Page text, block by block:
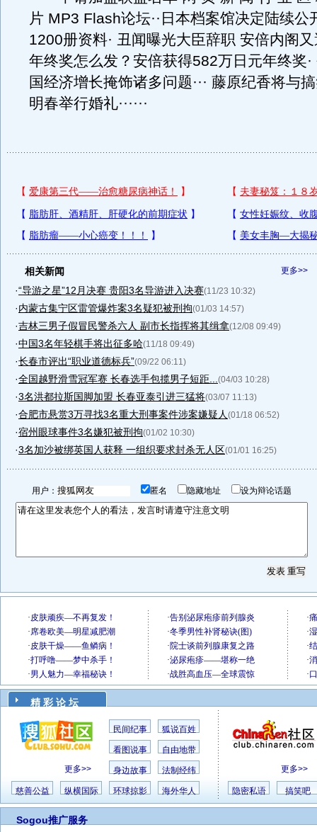
片 MP3 Flash论坛··日本档案馆决定陆续公
1200册资料· 丑闻曝光大臣辞职 安倍内阁又
年终奖怎么发？安倍获得582万日元年终奖
国经济增长掩饰诸多问题··· 藤原纪香将与
明春举行婚礼······
更多>>
相关新闻
·“导游之星”12月决赛 贵阳3名导游进入决赛(11/23 10:32)
·内蒙古集宁区雷管爆炸案3名疑犯被刑拘(01/03 14:57)
·吉林三男子假冒民警杀六人 副市长指挥将其缉拿(12/08 09:49)
·中国3名年轻棋手将出征多哈(11/18 09:49)
·长春市评出“职业道德标兵”(09/22 06:11)
·全国越野滑雪冠军赛 长春选手包揽男子短距... (04/03 10:28)
·3名洪都拉斯国脚加盟 长春亚泰引进三猛将(03/07 11:13)
·合肥市悬赏3万寻找3名重大刑事案件涉案嫌疑人 (01/18 06:52)
·宿州眼球事件3名嫌犯被刑拘(01/02 10:30)
·3名加沙被绑英国人获释 一组织要求封杀无人区(01/01 16:25)
用户： 匿名 隐藏地址 设为辩论话题
精 彩 论 坛
更多>>
民间纪事 狐说百姓
看图说事 自由地带
身边故事 法制经纬
慈善公益 纵横国际 环球掠影 海外华人
更多>>
隐密私语 搞笑吧
Sogou推广服务